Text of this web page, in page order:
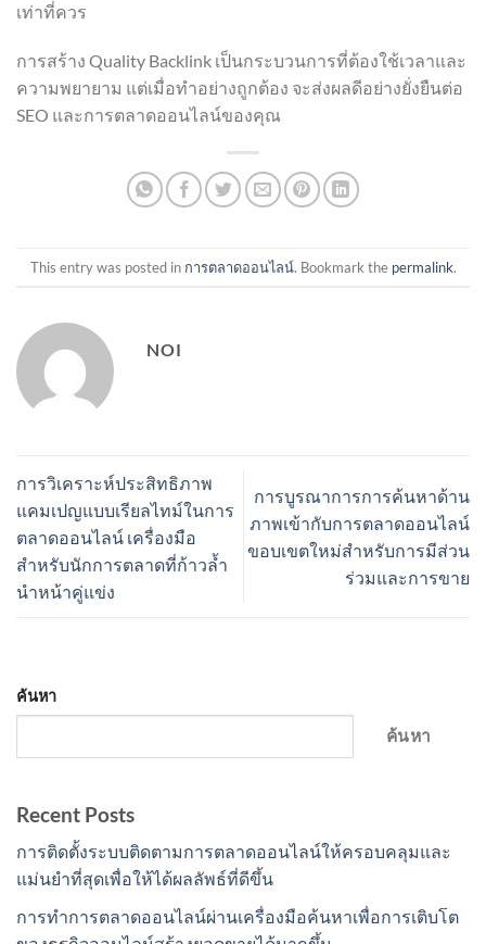
เท่าที่ควร
การสร้าง Quality Backlink เป็นกระบวนการที่ต้องใช้เวลาและ
ความพยายาม แต่เมื่อทำอย่างถูกต้อง จะส่งผลดีอย่างยั่งยืนต่อ
SEO และการตลาดออนไลน์ของคุณ
This entry was posted in การตลาดออนไลน์. Bookmark the permalink.
NOI
การวิเคราะห์ประสิทธิภาพ
แคมเปญแบบเรียลไทม์ในการ
ตลาดออนไลน์ เครื่องมือ
สำหรับนักการตลาดที่ก้าวล้ำ
นำหน้าคู่แข่ง
การบูรณาการการค้นหาด้าน
ภาพเข้ากับการตลาดออนไลน์
ขอบเขตใหม่สำหรับการมีส่วน
ร่วมและการขาย
ค้นหา
ค้นหา
Recent Posts
การติดตั้งระบบติดตามการตลาดออนไลน์ให้ครอบคลุมและ
แม่นยำที่สุดเพื่อให้ได้ผลลัพธ์ที่ดีขึ้น
การทำการตลาดออนไลน์ผ่านเครื่องมือค้นหาเพื่อการเติบโต